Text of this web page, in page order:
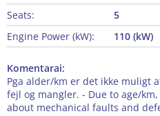
Seats:
5
Engine Power (kW):
110 (kW)
Komentarai:
Pga alder/km er det ikke muligt
fejl og mangler. - Due to age/
about mechanical faults and